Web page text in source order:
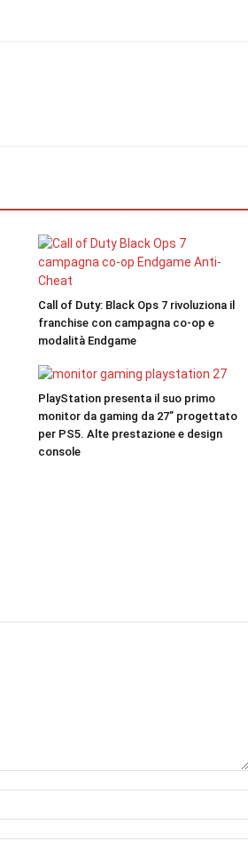
Call of Duty: Black Ops 7 rivoluziona il
franchise con campagna co-op e
modalità Endgame
PlayStation presenta il suo primo
monitor da gaming da 27” progettato
per PS5. Alte prestazione e design
console